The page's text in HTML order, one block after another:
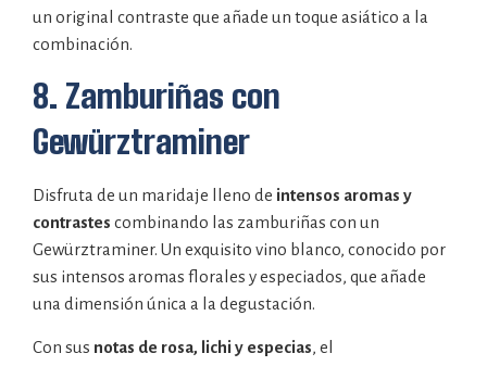
un original contraste que añade un toque asiático a la
combinación.
8. Zamburiñas con
Gewürztraminer
Disfruta de un maridaje lleno de intensos aromas y
contrastes combinando las zamburiñas con un
Gewürztraminer. Un exquisito vino blanco, conocido por
sus intensos aromas florales y especiados, que añade
una dimensión única a la degustación.
Con sus notas de rosa, lichi y especias, el